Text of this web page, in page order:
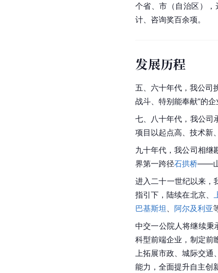
个省、市（自治区）
计、咨询奖百余项。
发展历程
五、六十年代，我公司
战斗、特别能奉献”的
七、八十年代，我公
项目以起点高、技术新
九十年代，我公司相
界第一跨径石拱桥——山
进入二十一世纪以来，
指引下，陆续在北京、
巴基斯坦
阿尔及利亚
中交一公院人将继续秉
科型前端企业，制定前
上拓展市政、城际交
能力，全面提升自主创